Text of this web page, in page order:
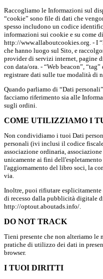
Raccogliamo le Informazioni sul
“cookie” sono file di dati che
spesso includono un codice
informazioni sui cookie e su come
http://www.allaboutcookies.org. - I
che hanno luogo sul Sito, e
provider di servizi internet, pagine
con data/ora. - “Web beacon”,
registrare dati sulle tue modalità di
Quando parliamo di “Dati
facciamo riferimento sia alle
sugli ordini.
COME UTILIZZIAMO I
Non condividiamo i tuoi Dati
personali (ivi inclusi il codice
associazione ordinaria,
unicamente ai fini
l'aggiornamento del libro soci, la
via.
Inoltre, puoi rifiutare
di recesso dalla pubblicità digitale
http://optout.aboutads.info/.
DO NOT TRACK
Tieni presente che non alteriamo
pratiche di utilizzo dei dati in
browser.
I TUOI DIRITTI